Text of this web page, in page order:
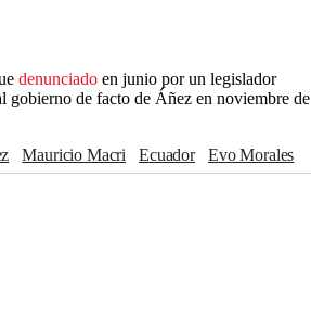
denunciado en junio por un legislador
gobierno de facto de Áñez en noviembre de
Mauricio Macri Ecuador
Evo Morales